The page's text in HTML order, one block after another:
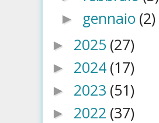
► gennaio (2)
► 2025 (27)
► 2024 (17)
► 2023 (51)
► 2022 (37)